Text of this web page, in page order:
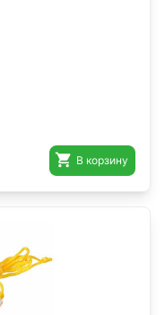
 В корзину